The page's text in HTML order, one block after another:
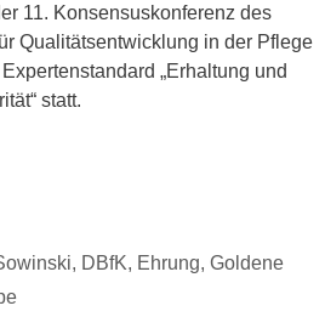
11. Konsensuskonferenz des
Qualitätsentwicklung in der Pflege
„Erhaltung und
statt.
, DBfK, Ehrung, Goldene